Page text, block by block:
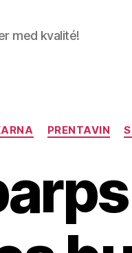
med kvalité!
PRENTAVIN